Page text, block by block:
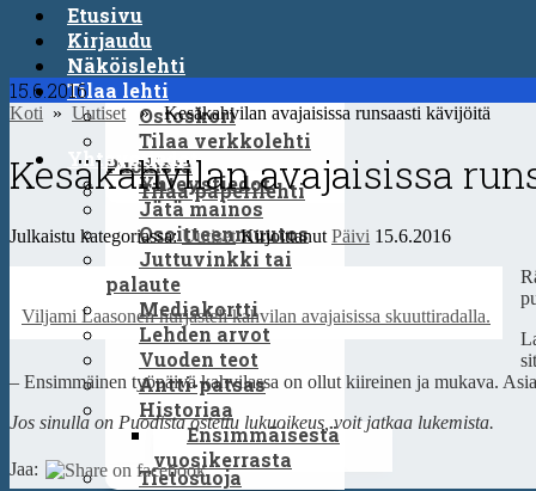
Etusivu
Kirjaudu
Näköislehti
Tilaa lehti
Ostoskori
Tilaa verkkolehti
Puodista
Tilaa paperilehti
Yhteystiedot
Yhteystiedot
Jätä mainos
Osoitteenmuutos
Juttuvinkki tai
palaute
Mediakortti
Lehden arvot
Vuoden teot
Antti-patsas
Historiaa
Ensimmäisestä
vuosikerrasta
Tietosuoja
15.6.2016
Koti » Uutiset » Kesäkahvilan avajaisissa runsaasti kävijöitä
Kesäkahvilan avajaisissa
Julkaistu kategoriassa:UutisetKirjoittanut Päivi 15.6.2016
Viljami Laasonen hurjasteli kahvilan avajaisissa skuuttiradalla.
– Ensimmäinen työpäivä kahvilassa on ollut kiireinen ja mukava.
Jos sinulla on Puodista ostettu lukuoikeus, voit jatkaa lukemista.
Jaa: